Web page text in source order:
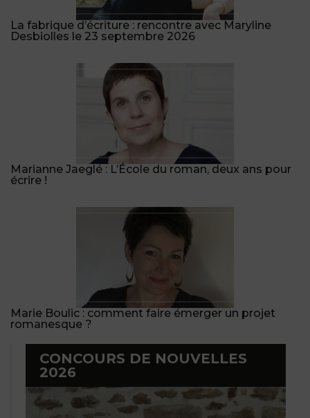
La fabrique d’écriture : rencontre avec Maryline
Desbiolles le 23 septembre 2026
Marianne Jaeglé : L’École du roman, deux ans pour
écrire !
Marie Boulic : comment faire émerger un projet
romanesque ?
CONCOURS DE NOUVELLES
2026